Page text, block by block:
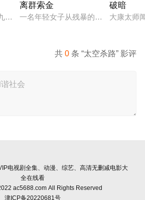
海墓随岛浮现，引发各方势力觊觎。江
离群索金
一名年轻女子从残暴的亡命团伙手中
破暗
大康太师
共0 条 “太空杀路” 影评
电视剧全集、动漫、综艺、高清无删减电影大
全在线看
ac5688.com All Rights Reserved
津ICP备20220681号